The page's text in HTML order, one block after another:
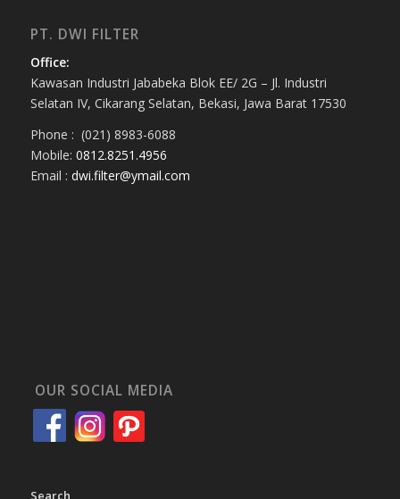
PT. DWI FILTER
Office:
Kawasan Industri Jababeka Blok EE/ 2G – Jl. Industri
Selatan IV, Cikarang Selatan, Bekasi, Jawa Barat 17530
Phone : (021) 8983-6088
Mobile: 0812.8251.4956
Email : dwi.filter@ymail.com
OUR SOCIAL MEDIA
Search